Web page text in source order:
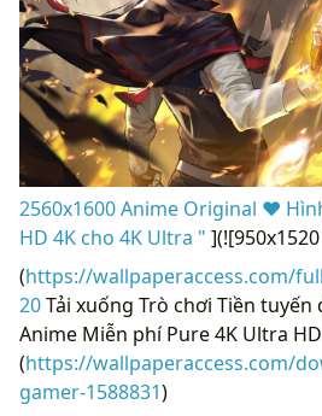
2560x1600 Anime Original ❤
HD 4K cho 4K Ultra "
(https://wallpaperaccess.com/
20Tải xuống Trò chơi Tiền tuyến
Anime Miễn phí Pure 4K Ultra HD
(https://wallpaperaccess.com/
gamer-1588831)